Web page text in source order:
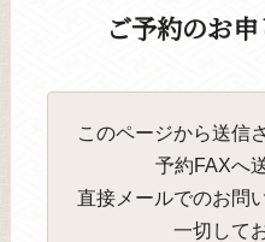
ご予約のお
このページから送信
予約FAXへ
直接メールでのお問
一切して